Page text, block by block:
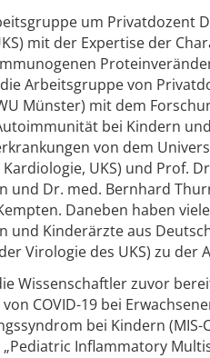
um Privatdozent
mit der Expertise der
Arbeitsgruppe von
Münster) mit dem
bei Kindern
von dem
UKS) und Prof.
und Dr. med. Bernhard
Daneben haben
und Kinderärzte aus
Virologie des UKS) zu der
Wissenschaftler zuvor
COVID-19 bei
bei Kindern
„Pediatric Inflammatory